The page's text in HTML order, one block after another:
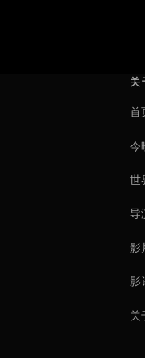
关
首
今
世
导
影
影
关